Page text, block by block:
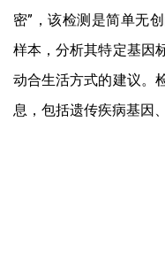
密”，该检测是简单无
样本，分析其特定基因
动合生活方式的建议。
息，包括遗传疾病基因